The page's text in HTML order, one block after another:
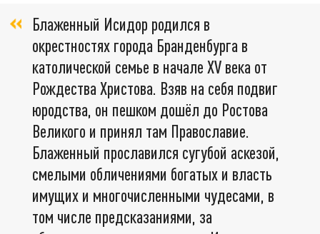
Блаженный Исидор родился в
окрестностях города Бранденбурга в
католической семье в начале XV века от
Рождества Христова. Взяв на себя подвиг
юродства, он пешком дошёл до Ростова
Великого и принял там Православие.
Блаженный прославился сугубой аскезой,
смелыми обличениями богатых и власть
имущих и многочисленными чудесами, в
том числе предсказаниями, за